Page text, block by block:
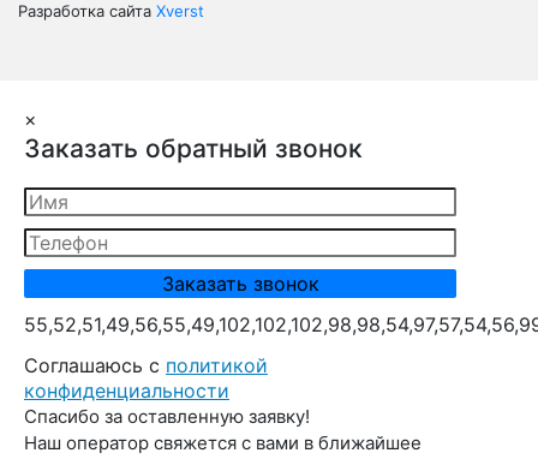
Разработка сайта Xverst
×
Заказать обратный звонок
Cоглашаюсь с политикой
конфиденциальности
Спасибо за оставленную заявку!
Наш оператор свяжется с вами в ближайшее